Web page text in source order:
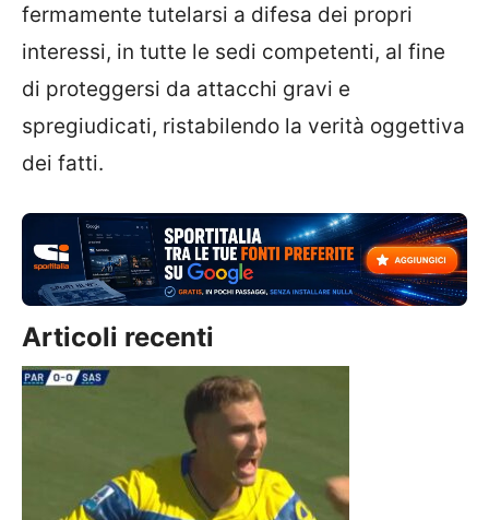
fermamente tutelarsi a difesa dei propri
interessi, in tutte le sedi competenti, al fine
di proteggersi da attacchi gravi e
spregiudicati, ristabilendo la verità oggettiva
dei fatti.
Articoli recenti